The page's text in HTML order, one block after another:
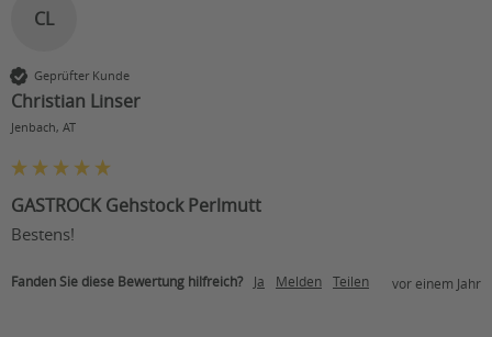
CL
Geprüfter Kunde
Christian Linser
Jenbach, AT
GASTROCK Gehstock Perlmutt
Bestens!
Fanden Sie diese Bewertung hilfreich? Ja Melden Teilen vor einem Jahr